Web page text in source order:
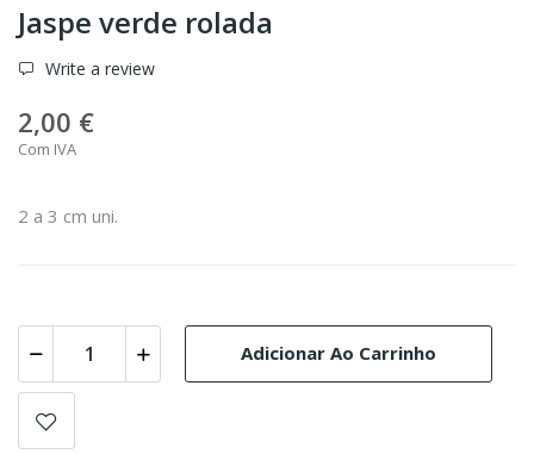
Jaspe verde rolada
Write a review
2,00 €
Com IVA
2 a 3 cm uni.
Adicionar Ao Carrinho